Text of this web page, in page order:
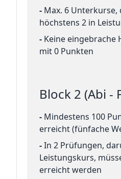
- Max. 6
höchstens 2 in
- Keine eingebrache
mit 0 Punkten
Block 2 (Abi -
- Mindestens 100
erreicht (fünfache
-In 2 Prüfungen,
Leistungskurs,
erreicht werden